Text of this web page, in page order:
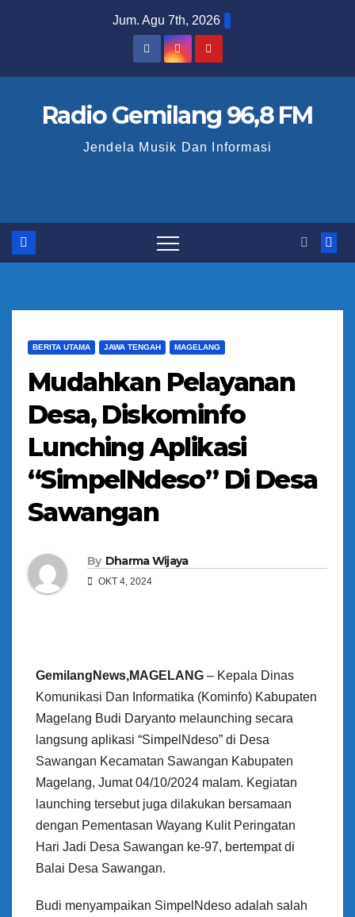
t
Jum. Agu 7th, 2026
Radio Gemilang 96,8 FM
Jendela Musik Dan Informasi
BERITA UTAMA JAWA TENGAH MAGELANG
Mudahkan Pelayanan
Desa, Diskominfo
Lunching Aplikasi
“SimpelNdeso” Di Desa
Sawangan
By Dharma Wijaya
OKT 4, 2024
GemilangNews,MAGELANG – Kepala Dinas
Komunikasi Dan Informatika (Kominfo) Kabupaten
Magelang Budi Daryanto melaunching secara
langsung aplikasi “SimpelNdeso” di Desa
Sawangan Kecamatan Sawangan Kabupaten
Magelang, Jumat 04/10/2024 malam. Kegiatan
launching tersebut juga dilakukan bersamaan
dengan Pementasan Wayang Kulit Peringatan
Hari Jadi Desa Sawangan ke-97, bertempat di
Balai Desa Sawangan.
Budi menyampaikan SimpelNdeso adalah salah